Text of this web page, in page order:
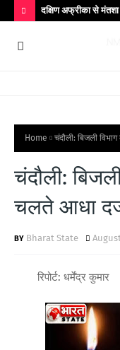
O
S
दक्षिण अफ्रीका से मंतशा
Home चंदौली: बिजली
चंदौली:
चलते आधा
Bharat State